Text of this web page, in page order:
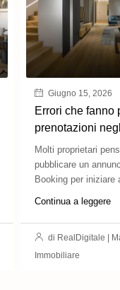
Giugno 15, 2026
Errori che fanno
prenotazioni
Molti proprietari
pubblicare un
Booking per iniziare
Continua a leggere
di RealDigitale |
Immobiliare